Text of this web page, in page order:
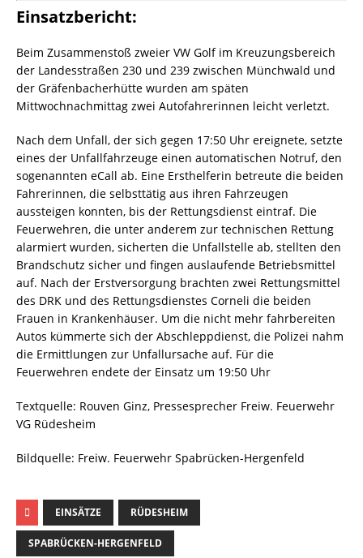
Einsatzbericht:
Beim Zusammenstoß zweier VW Golf im Kreuzungsbereich
der Landesstraßen 230 und 239 zwischen Münchwald und
der Gräfenbacherhütte wurden am späten
Mittwochnachmittag zwei Autofahrerinnen leicht verletzt.
Nach dem Unfall, der sich gegen 17:50 Uhr ereignete, setzte
eines der Unfallfahrzeuge einen automatischen Notruf, den
sogenannten eCall ab. Eine Ersthelferin betreute die beiden
Fahrerinnen, die selbsttätig aus ihren Fahrzeugen
aussteigen konnten, bis der Rettungsdienst eintraf. Die
Feuerwehren, die unter anderem zur technischen Rettung
alarmiert wurden, sicherten die Unfallstelle ab, stellten den
Brandschutz sicher und fingen auslaufende Betriebsmittel
auf. Nach der Erstversorgung brachten zwei Rettungsmittel
des DRK und des Rettungsdienstes Corneli die beiden
Frauen in Krankenhäuser. Um die nicht mehr fahrbereiten
Autos kümmerte sich der Abschleppdienst, die Polizei nahm
die Ermittlungen zur Unfallursache auf. Für die
Feuerwehren endete der Einsatz um 19:50 Uhr
Textquelle: Rouven Ginz, Pressesprecher Freiw. Feuerwehr
VG Rüdesheim
Bildquelle: Freiw. Feuerwehr Spabrücken-Hergenfeld
EINSÄTZE RÜDESHEIM
SPABRÜCKEN-HERGENFELD